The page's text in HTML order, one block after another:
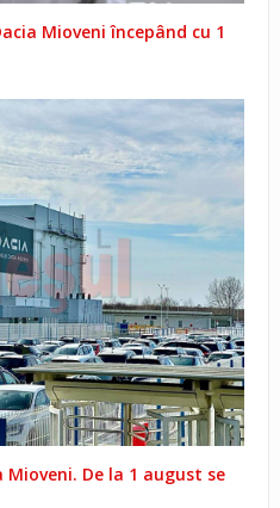
Mioveni începând cu 1
De la 1 august se